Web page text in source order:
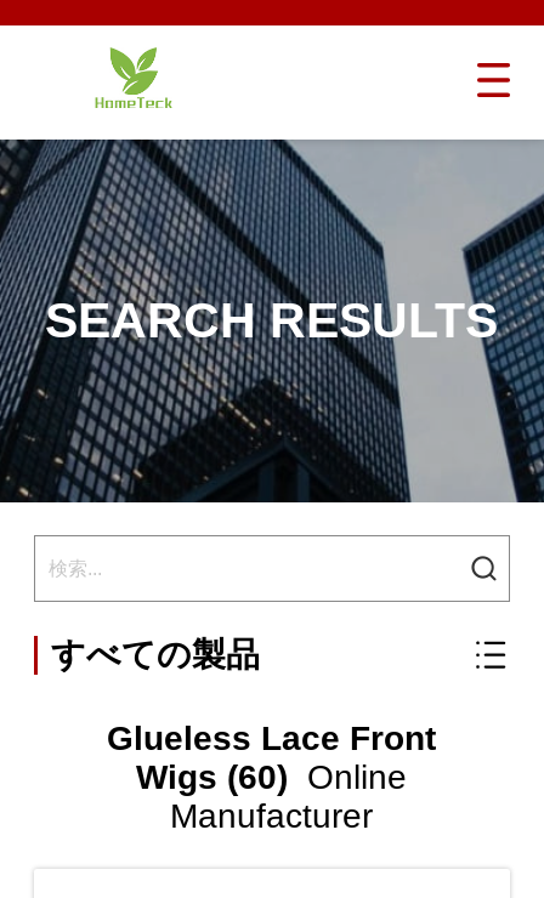
SEARCH RESULTS
すべての製品
Glueless Lace Front
Wigs (60) Online
Manufacturer